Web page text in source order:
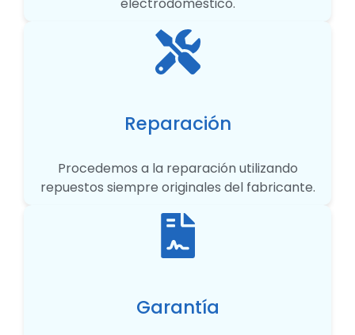
Reparación
Procedemos a la reparación utilizando
repuestos siempre originales del fabricante.
Garantía